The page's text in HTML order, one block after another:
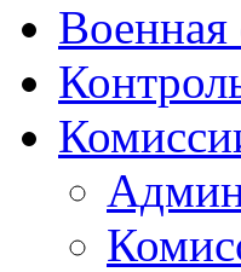
Военная